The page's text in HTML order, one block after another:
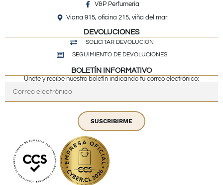
V&P Perfumeria
Viana 915, oficina 215, viña del mar
DEVOLUCIONES
SOLICITAR DEVOLUCIÓN
SEGUIMIENTO DE DEVOLUCIONES
BOLETÍN INFORMATIVO
Únete y recibe nuestro boletín indicando tu correo electrónico:
SUSCRIBIRME